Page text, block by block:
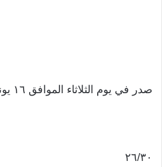
صدر في يوم الثلاثاء الموافق ١٦ يونيو ٢٠٢٦م
٢٦/٣٠